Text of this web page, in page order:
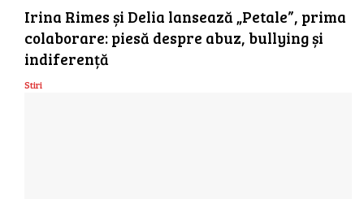
Irina Rimes și Delia lansează „Petale”, prima
colaborare: piesă despre abuz, bullying și
indiferență
Stiri